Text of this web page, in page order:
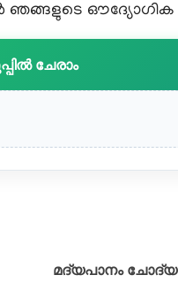
ഞങ്ങളുടെ ഔദ്യോഗിക
ചേരാം
മദ്യപാനം